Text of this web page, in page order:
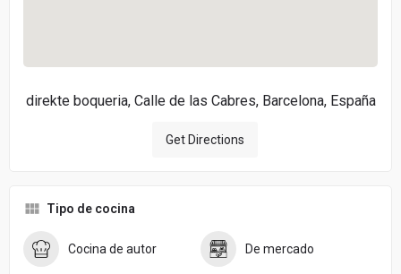
direkte boqueria, Calle de las Cabres, Barcelona, España
Get Directions
Tipo de cocina
Cocina de autor De mercado